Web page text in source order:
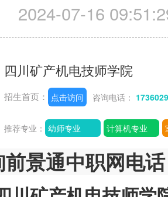
2024-07-16
四川矿产机电技师学院
招生首页： 点击访问 咨询电话：
推荐专业： 幼师专业 计算机专业
景通中职网电